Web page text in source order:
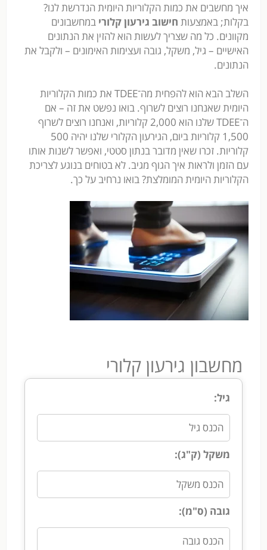
איך מחשבים את כמות הקלוריות היומית הנדרשת לנו?
בקלות; באמצעות חישוב גירעון קלורי במחשבונים
מקוונים. כל מה שצריך לעשות הוא להזין את הנתונים
האישיים – גיל, משקל, גובה ועצימות האימונים – ולקבל את
הנתונים.
השלב הבא הוא להפחית מה־TDEE את כמות הקלוריות
היומית שאנחנו רוצים לשרוף. בואו נפשט את זה – אם
ה־TDEE שלנו הוא 2,000 קלוריות, ואנחנו רוצים לשרוף
1,500 קלוריות ביום, הגירעון הקלורי שלנו יהיה 500
קלוריות. זכרו שאין מדובר בנתון סטטי, ואפשר לשנות אותו
עם הזמן ולראות איך הגוף מגיב. לא בטוחים בנוגע לצריכת
הקלוריות היומית המומלצת? בואו נרחיב על כך.
מחשבון גירעון קלורי
גיל:
משקל (ק"ג):
גובה (ס"מ):